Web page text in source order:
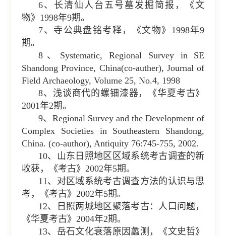
6、长清仙人台五号墓发掘简报，《文
物》1998年9期。
7、寺公典盘铭考释，《文物》1998年9
期。
8、Systematic, Regional Survey in SE
Shandong Province, China(co-auther), Journal of
Field Archaeology, Volume 25, No.4, 1998
8、浅谈商代的螺钿漆器，《华夏考古》
2001年2期。
9、Regional Survey and the Development of
Complex Societies in Southeastern Shandong,
China. (co-author), Antiquity 76:745-755, 2002.
10、山东日照地区区域系统考古调查的新
收获，《考古》2002年5期。
11、对区域系统考古调查方法的认识与思
考，《考古》2002年5期。
12、日照两城地区聚落考古：人口问题，
《华夏考古》2004年2期。
13、岳石文化衰落原因蠡测，《文史哲》